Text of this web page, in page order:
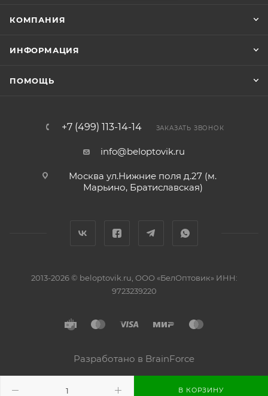
В КОРЗИНУ
КОМПАНИЯ
ИНФОРМАЦИЯ
ПОМОЩЬ
+7 (499) 113-14-14 ЗАКАЗАТЬ ЗВОНОК
info@beloptovik.ru
Москва ул.Нижние поля д.27 (м.
Марьино, Братиславская)
2013-2026 © beloptovik.ru, ООО «БелОптовик» ИНН:
9723239220
Разработано в BrainForce